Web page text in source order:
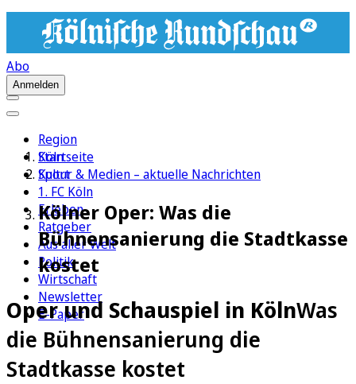
Abo
Anmelden
Region
Köln
Sport
1. FC Köln
Erleben
Ratgeber
Aus aller Welt
Politik
Wirtschaft
Newsletter
E-Paper
Startseite
Kultur & Medien – aktuelle Nachrichten
Kölner Oper: Was die
Bühnensanierung die Stadtkasse
kostet
Oper und Schauspiel in KölnWas
die Bühnensanierung die
Stadtkasse kostet